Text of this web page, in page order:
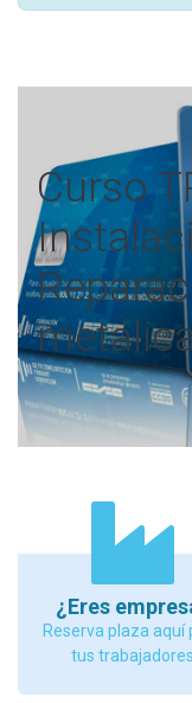
Curso
¿Eres
Reserva plaza aquí
tus trabajadores